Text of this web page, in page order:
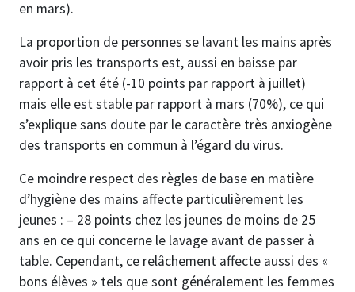
en mars).
La proportion de personnes se lavant les mains après
avoir pris les transports est, aussi en baisse par
rapport à cet été (-10 points par rapport à juillet)
mais elle est stable par rapport à mars (70%), ce qui
s’explique sans doute par le caractère très anxiogène
des transports en commun à l’égard du virus.
Ce moindre respect des règles de base en matière
d’hygiène des mains affecte particulièrement les
jeunes : – 28 points chez les jeunes de moins de 25
ans en ce qui concerne le lavage avant de passer à
table. Cependant, ce relâchement affecte aussi des «
bons élèves » tels que sont généralement les femmes